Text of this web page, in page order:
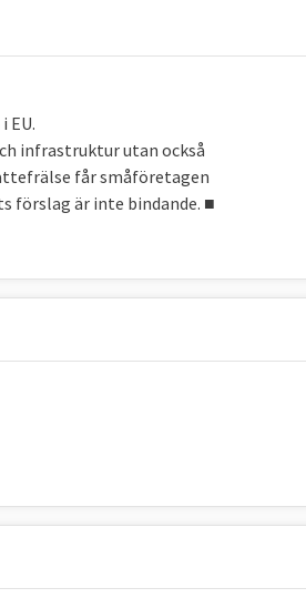
EU.
infrastruktur utan också
får småföretagen
förslag är inte bindande. ■